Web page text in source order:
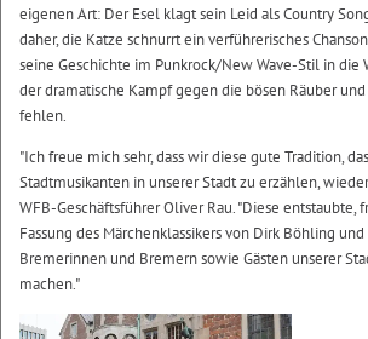
eigenen Art: Der Esel klagt sein Leid als Country
daher, die Katze schnurrt ein verführerisches
seine Geschichte im Punkrock/New Wave-Stil in die
der dramatische Kampf gegen die bösen Räuber
fehlen.
"Ich freue mich sehr, dass wir diese gute Tradition,
Stadtmusikanten in unserer Stadt zu erzählen,
WFB-Geschäftsführer Oliver Rau. "Diese entstaubte,
Fassung des Märchenklassikers von Dirk Böhling
Bremerinnen und Bremern sowie Gästen unserer
machen."